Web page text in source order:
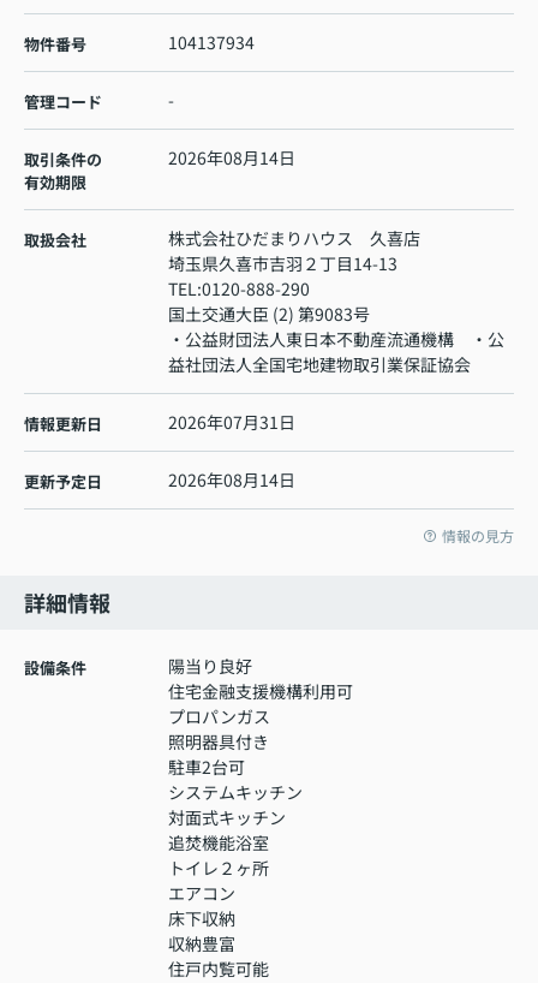
物件番号 104137934
管理コード -
取引条件の
有効期限
2026年08月14日
取扱会社
株式会社ひだまりハウス 久喜店
埼玉県久喜市吉羽２丁目14-13
TEL:0120-888-290
国土交通大臣 (2) 第9083号
・公益財団法人東日本不動産流通機構 ・公
益社団法人全国宅地建物取引業保証協会
情報更新日 2026年07月31日
更新予定日 2026年08月14日
情報の見方
詳細情報
設備条件
陽当り良好
住宅金融支援機構利用可
プロパンガス
照明器具付き
駐車2台可
システムキッチン
対面式キッチン
追焚機能浴室
トイレ２ヶ所
エアコン
床下収納
収納豊富
住戸内覧可能